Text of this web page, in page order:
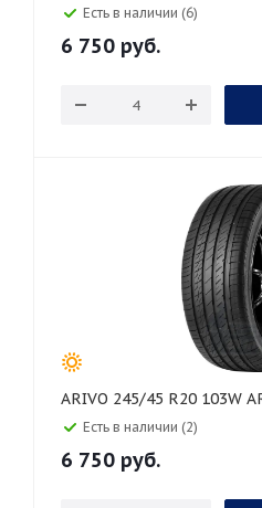
Есть в наличии (6)
6 750 руб.
Есть в наличии (2)
6 750 руб.